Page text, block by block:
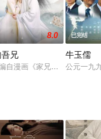
界的投影。四维世界，由
8.0
兄
自漫画《家兄又在作死》，
已完结
牛玉儒
公元一九